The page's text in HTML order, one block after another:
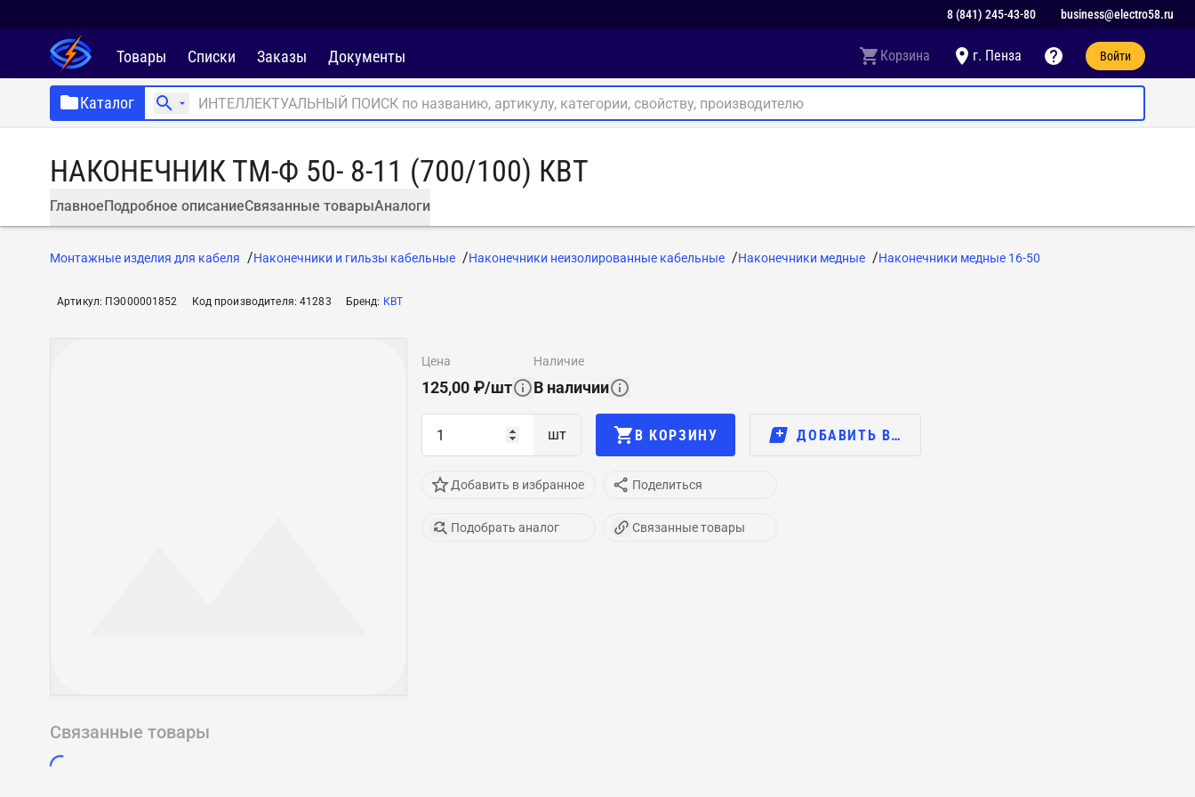
8 (841) 245-43-80 business@electro58.ru
Товары Списки Заказы Документы Корзина г. Пенза Войти
Каталог
НАКОНЕЧНИК ТМ-Ф 50- 8-11 (700/100) КВТ
ГлавноеПодробное описаниеСвязанные товарыАналоги
Монтажные изделия для кабеля Наконечники и гильзы кабельные Наконечники неизолированные кабельные Наконечники медные Наконечники медные 16-50
Артикул: ПЭ000001852 Код производителя:41283 Бренд: КВТ
цена
125,00 ₽/шт
наличие
В наличии
шт В КОРЗИНУ ДОБАВИТЬ В…
Добавить в избранное Поделиться
Подобрать аналог Связанные товары
Связанные товары